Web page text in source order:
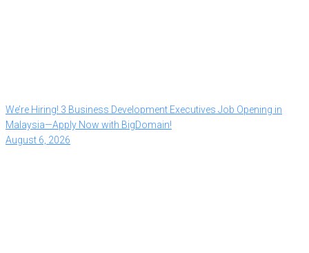
We’re Hiring! 3 Business Development Executives Job Opening in
Malaysia—Apply Now with BigDomain!
August 6, 2026